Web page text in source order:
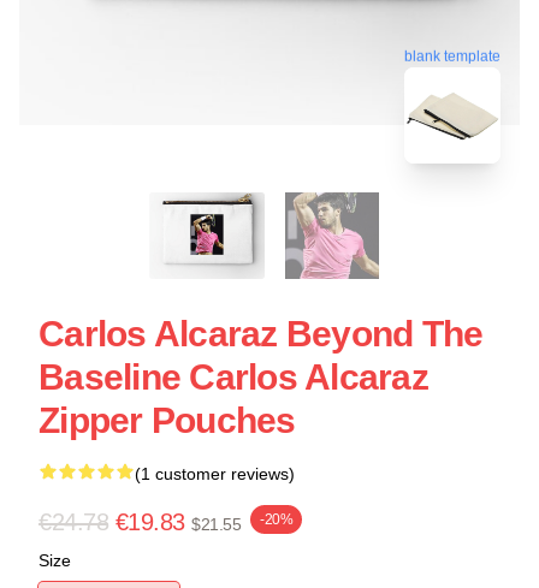
blank template
Carlos Alcaraz Beyond The
Baseline Carlos Alcaraz
Zipper Pouches
(1 customer reviews)
€24.78 €19.83 $21.55 -20%
Size